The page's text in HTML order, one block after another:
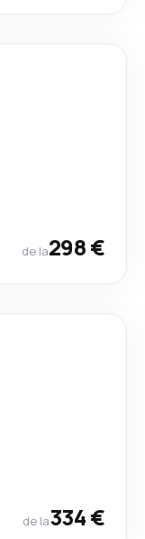
de la298 €
de la334 €